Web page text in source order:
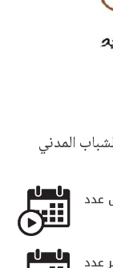
المدني
عدد
عدد